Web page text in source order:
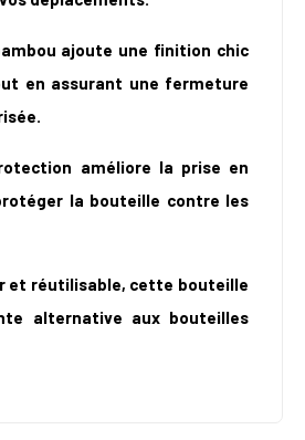
ajoute une finition chic
en assurant une fermeture
améliore la prise en
la bouteille contre les
et réutilisable, cette bouteille
alternative aux bouteilles